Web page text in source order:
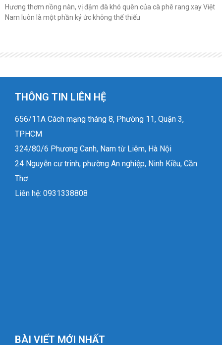
Hương thơm nồng nàn, vị đậm đà khó quên của cà phê rang xay Việt
Nam luôn là một phần ký ức không thể thiếu
THÔNG TIN LIÊN HỆ
656/11A Cách mạng tháng 8, Phường 11, Quận 3,
TPHCM
324/80/6 Phương Canh, Nam từ Liêm, Hà Nội
24 Nguyễn cư trinh, phường An nghiệp, Ninh Kiều, Cần
Thơ
Liên hệ: 0931338808
BÀI VIẾT MỚI NHẤT